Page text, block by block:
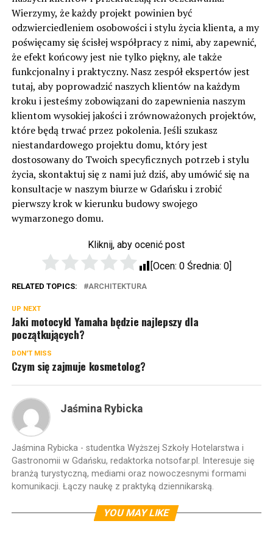
Wierzymy, że każdy projekt powinien być
odzwierciedleniem osobowości i stylu życia klienta, a my
poświęcamy się ścisłej współpracy z nimi, aby zapewnić,
że efekt końcowy jest nie tylko piękny, ale także
funkcjonalny i praktyczny. Nasz zespół ekspertów jest
tutaj, aby poprowadzić naszych klientów na każdym
kroku i jesteśmy zobowiązani do zapewnienia naszym
klientom wysokiej jakości i zrównoważonych projektów,
które będą trwać przez pokolenia. Jeśli szukasz
niestandardowego projektu domu, który jest
dostosowany do Twoich specyficznych potrzeb i stylu
życia, skontaktuj się z nami już dziś, aby umówić się na
konsultacje w naszym biurze w Gdańsku i zrobić
pierwszy krok w kierunku budowy swojego
wymarzonego domu.
Kliknij, aby ocenić post
[Ocen:0 Średnia:0]
RELATED TOPICS: ARCHITEKTURA
UP NEXT
Jaki motocykl Yamaha będzie najlepszy dla
początkujących?
DON'T MISS
Czym się zajmuje kosmetolog?
Jaśmina Rybicka
Jaśmina Rybicka - studentka Wyższej Szkoły Hotelarstwa i
Gastronomii w Gdańsku, redaktorka notsofar.pl. Interesuje się
branżą turystyczną, mediami oraz nowoczesnymi formami
komunikacji. Łączy naukę z praktyką dziennikarską.
YOU MAY LIKE